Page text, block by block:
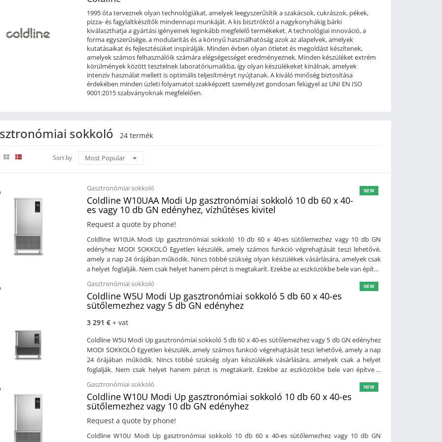
1995 óta terveznek olyan technológiákat, amelyek leegyszerűsítik a szakácsok, cukrászok, pékek,
pizza- és fagylaltkészítők mindennapi munkáját. A kis bisztróktól a nagykonyhákig bárki
kiválaszthatja a gyártási igényeinek leginkább megfelelő termékeket. A technológiai innováció, a
forma egyszerűsége, a modularitás és a könnyű használhatóság azok az alapelvek, amelyek
kutatásaikat és fejlesztésüket inspirálják. Minden évben olyan ötletet és megoldást készítenek,
amelyek számos felhasználóik számára elégségességet eredményeznek. Minden készüléket extrém
körülmények között tesztelnek laboratóriumaikba, így olyan készülékeket kínálnak, amelyek
intenzív használat mellett is optimális teljesítményt nyújtanak. A kiváló minőség biztosítása
érdekében minden üzleti folyamatot szakképzett személyzet gondosan felügyel az UNI EN ISO
9001:2015 szabványoknak megfelelően.
sokkoló 24 termék
Sort by Most Popular
Gasztronómiai sokkoló
Coldline W10UAA Modi Up gasztronómiai sokkoló 10 db 60 x 40-
es vagy 10 db GN edényhez, vízhűtéses kivitel
Request a quote by phone!
Coldline W10UA Modi Up gasztronómiai sokkoló 10 db 60 x 40-es sütőlemezhez vagy 10 db GN
edényhez MODI SOKKOLÓ Egyetlen készülék, amely számos funkció végrehajtását teszi lehetővé,
amely a nap 24 órájában működik. Nincs többé szükség olyan készülékek vásárlására, amelyek csak
a helyet foglalják. Nem csak helyet hanem pénzt is megtakarít. Ezekbe az eszközökbe bele van építve
csatlakoztassa a Cosmo HUB-hoz (MODI, VISION, LEVTRONIC), így tudja figyelni valamint kezelni
őket okostelefonjáról. A Cosmo által kínált biztonságnak köszönhetően a gyártási ciklus az éjszakai
órákra is kiterjeszthető, így jelentős energiamegtakarítás érhető el. Személyek jelenléte nélkül is
biztos lehet benne, hogy a programozott ciklusokat megfelelően hajtják végre. A Cosmo App
segítségével távolról is állíthat be munkaprogramokat, a személyzet a gép kezelőfelületén
végrehajtásra készen megtalálja az előre meghatározott programokat. A hűtőszekrények megállás
nélkül, a nap 24 órájában működnek. Az App segítségével ellenőrizheti az egyes készülékeket, hogy
megbizonyosodjon arról, hogy azok megfelelően működnek, és hiba esetén értesítést kap, hogy
azonnal beavatkozhasson. A HACCP jelentések távolról is megtekinthetők és letölthetők, ez alapvető
jóvoltából a VISION, MODI és LEVTRONIC szoftverek rendszeres frissítéseket kapnak, a legújabb
fejlettségű funkciókkal. Összehasonlítja a Coldline készülékek jelenlegi teljesítményét az ideális
paraméterekkel. Ha jelentős eltérések mutatkoznak, javasolja a szükséges karbantartást. A MODI,
LEVTRONIC és VISION érintőképernyős eszközök szabványos wi-fi modulon keresztül közvetlenül
csatlakoznak a Cosmóhoz, és szükség esetén Hubbá válhatnak, lehetővé téve a szobában lévő többi
Coldline berendezéstől származó összes információ központosítását. Használati(pdf) Műszaki
NEW
Gasztronómiai sokkoló
Coldline W5U Modi Up gasztronómiai sokkoló 5 db 60 x 40-es
sütőlemezhez vagy 5 db GN edényhez
3 291 €+ vat
Coldline W5U Modi Up gasztronómiai sokkoló 5 db 60 x 40-es sütőlemezhez vagy 5 db GN edényhez
MODI SOKKOLÓ Egyetlen készülék, amely számos funkció végrehajtását teszi lehetővé, amely a nap
24 órájában működik. Nincs többé szükség olyan készülékek vásárlására, amelyek csak a helyet
foglalják. Nem csak helyet hanem pénzt is megtakarít. Ezekbe az eszközökbe bele van építve a
csatlakoztassa a Cosmo HUB-hoz (MODI, VISION, LEVTRONIC), így tudja figyelni valamint kezelni
őket okostelefonjáról. A Cosmo által kínált biztonságnak köszönhetően a gyártási ciklus az éjszakai
órákra is kiterjeszthető, így jelentős energiamegtakarítás érhető el. Személyek jelenléte nélkül is
biztos lehet benne, hogy a programozott ciklusokat megfelelően hajtják végre. A Cosmo App
végrehajtásra készen megtalálja az előre meghatározott programokat. A hűtőszekrények megállás
NEW
Gasztronómiai sokkoló
Coldline W10U Modi Up gasztronómiai sokkoló 10 db 60 x 40-es
sütőlemezhez vagy 10 db GN edényhez
Request a quote by phone!
Coldline W10U Modi Up gasztronómiai sokkoló 10 db 60 x 40-es sütőlemezhez vagy 10 db GN
NEW